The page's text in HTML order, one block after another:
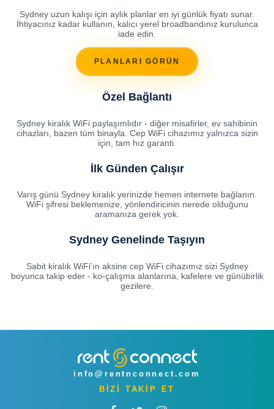
Sydney uzun kalışı için aylık planlar en iyi günlük fiyatı sunar.
İhtiyacınız kadar kullanın, kalıcı yerel broadbandınız kurulunca
iade edin.
PLANLARI GÖRÜN
Özel Bağlantı
Sydney kiralık WiFi paylaşımlıdır - diğer misafirler, ev sahibinin
cihazları, bazen tüm binayla. Cep WiFi cihazımız yalnızca sizin
için, tam hız garanti.
İlk Günden Çalışır
Varış günü Sydney kiralık yerinizde hemen internete bağlanın.
WiFi şifresi beklemenize, yönlendiricinin nerede olduğunu
aramanıza gerek yok.
Sydney Genelinde Taşıyın
Sabit kiralık WiFi'ın aksine cep WiFi cihazımız sizi Sydney
boyunca takip eder - ko-çalışma alanlarına, kafelere ve günübirlik
gezilere.
info@rentnconnect.com
BİZİ TAKİP ET